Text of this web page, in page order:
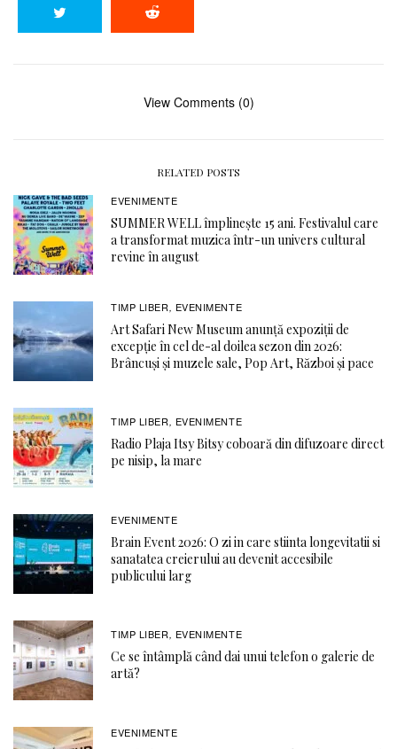
View Comments (0)
RELATED POSTS
EVENIMENTE
SUMMER WELL împlinește 15 ani. Festivalul care
a transformat muzica într-un univers cultural
revine în august
TIMP LIBER , EVENIMENTE
Art Safari New Museum anunță expoziții de
excepție în cel de-al doilea sezon din 2026:
Brâncuși și muzele sale, Pop Art, Război și pace
TIMP LIBER, EVENIMENTE
Radio Plaja Itsy Bitsy coboară din difuzoare direct
pe nisip, la mare
EVENIMENTE
Brain Event 2026: O zi in care stiinta longevitatii si
sanatatea creierului au devenit accesibile
publicului larg
TIMP LIBER, EVENIMENTE
Ce se întâmplă când dai unui telefon o galerie de
artă?
EVENIMENTE